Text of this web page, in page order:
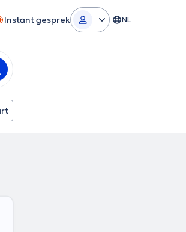
Instant gesprek NL